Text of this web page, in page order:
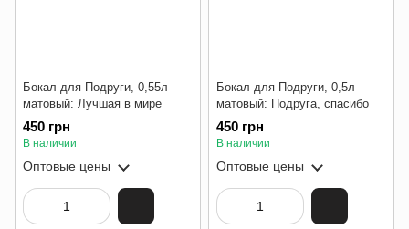
Бокал для Подруги, 0,55л
матовый: Лучшая в мире
450 грн
В наличии
Оптовые цены
Бокал для Подруги, 0,5л
матовый: Подруга, спасибо
450 грн
В наличии
Оптовые цены